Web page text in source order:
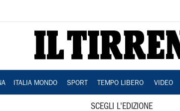
ITALIA MONDO SPORT TEMPO LIBERO VIDEO
SCEGLI L'EDIZIONE